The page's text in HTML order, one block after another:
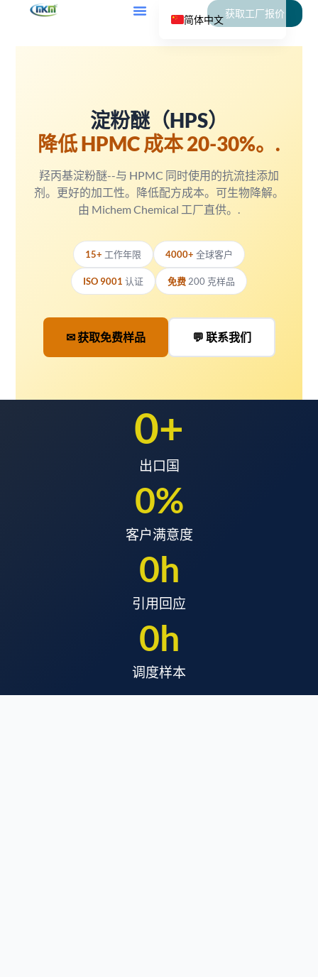
获取工厂报价
淀粉醚（HPS）
降低 HPMC 成本 20-30%。.
羟丙基淀粉醚--与 HPMC 同时使用的抗流挂添加
剂。更好的加工性。降低配方成本。可生物降解。
由 Michem Chemical 工厂直供。.
15+ 工作年限 4000+ 全球客户
ISO 9001 认证 免费 200 克样品
✉ 获取免费样品 💬 联系我们
出口国
0+
客户满意度
0%
引用回应
0h
调度样本
0h
简体中文
Español
Français
Polski
Português do Brasil
Русский
Türkçe